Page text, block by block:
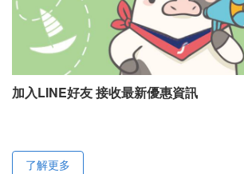
加入LINE好友 接收最新優惠資訊
了解更多